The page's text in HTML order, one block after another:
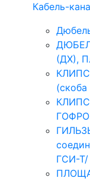
Кабель-
(ДХ),
ГСИ-Т/